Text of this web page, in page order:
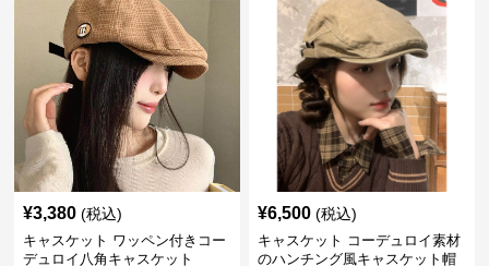
¥3,380 (税込)
キャスケット ワッペン付きコー
デュロイ八角キャスケット
¥6,500 (税込)
キャスケット コーデュロイ素材
のハンチング風キャスケット帽